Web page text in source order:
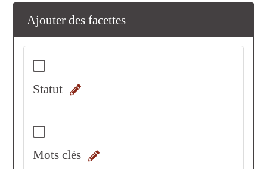
Ajouter des facettes
Statut
Mots clés